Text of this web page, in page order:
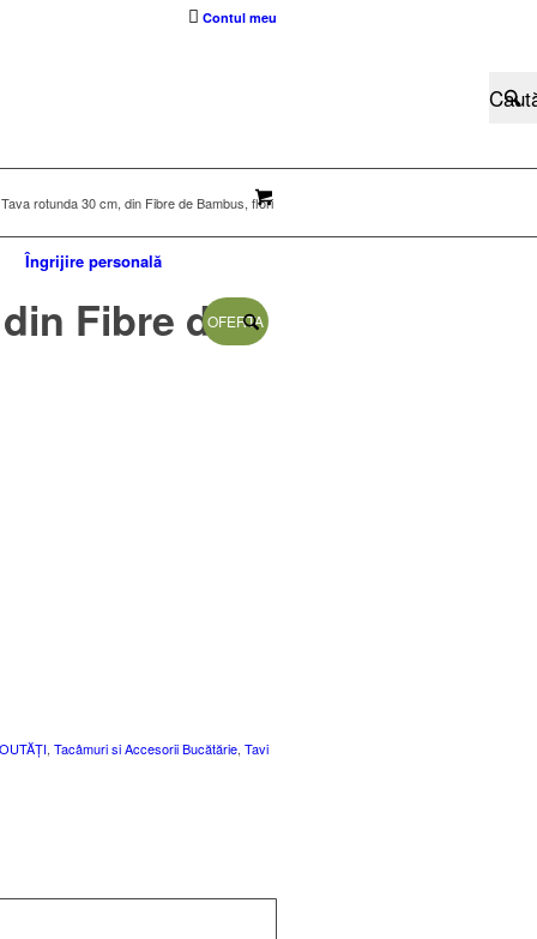
Contul meu
Îngrijire personală
Tava rotunda 30 cm, din Fibre de Bambus, flori
OFERTA
Fibre de
,Tacâmuri si Accesorii Bucătărie,Tavi